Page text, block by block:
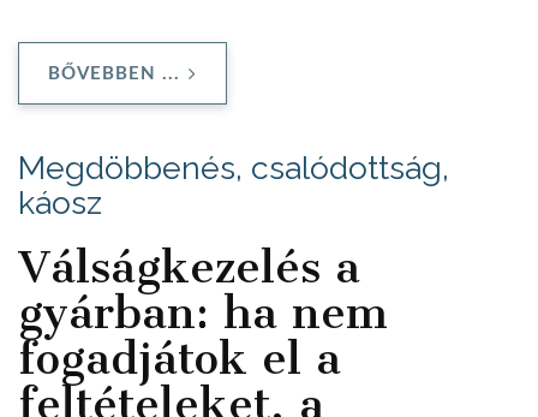
BŐVEBBEN ...
Megdöbbenés, csalódottság,
káosz
Válságkezelés a
gyárban: ha nem
fogadjátok el a
feltételeket, a